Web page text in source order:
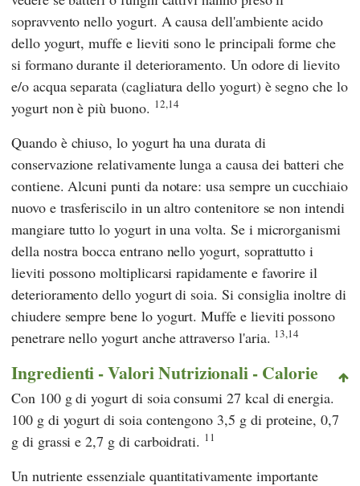
sopravvento nello yogurt. A causa dell'ambiente acido
dello yogurt, muffe e lieviti sono le principali forme che
si formano durante il deterioramento. Un odore di lievito
e/o acqua separata (cagliatura dello yogurt) è segno che lo
yogurt non è più buono. 12,14
Quando è chiuso, lo yogurt ha una durata di
conservazione relativamente lunga a causa dei batteri che
contiene. Alcuni punti da notare: usa sempre un cucchiaio
nuovo e trasferiscilo in un altro contenitore se non intendi
mangiare tutto lo yogurt in una volta. Se i microrganismi
della nostra bocca entrano nello yogurt, soprattutto i
lieviti possono moltiplicarsi rapidamente e favorire il
deterioramento dello yogurt di soia. Si consiglia inoltre di
chiudere sempre bene lo yogurt. Muffe e lieviti possono
penetrare nello yogurt anche attraverso l'aria. 13,14
Ingredienti - Valori Nutrizionali - Calorie
Con 100 g di yogurt di soia consumi 27 kcal di energia.
100 g di yogurt di soia contengono 3,5 g di proteine, 0,7
g di grassi e 2,7 g di carboidrati. 11
Un nutriente essenziale quantitativamente importante